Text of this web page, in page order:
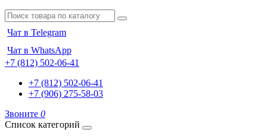
Чат в Telegram
Чат в WhatsApp
+7 (812) 502-06-41
+7 (812) 502-06-41
+7 (906) 275-58-03
Звоните 0
Список категорий